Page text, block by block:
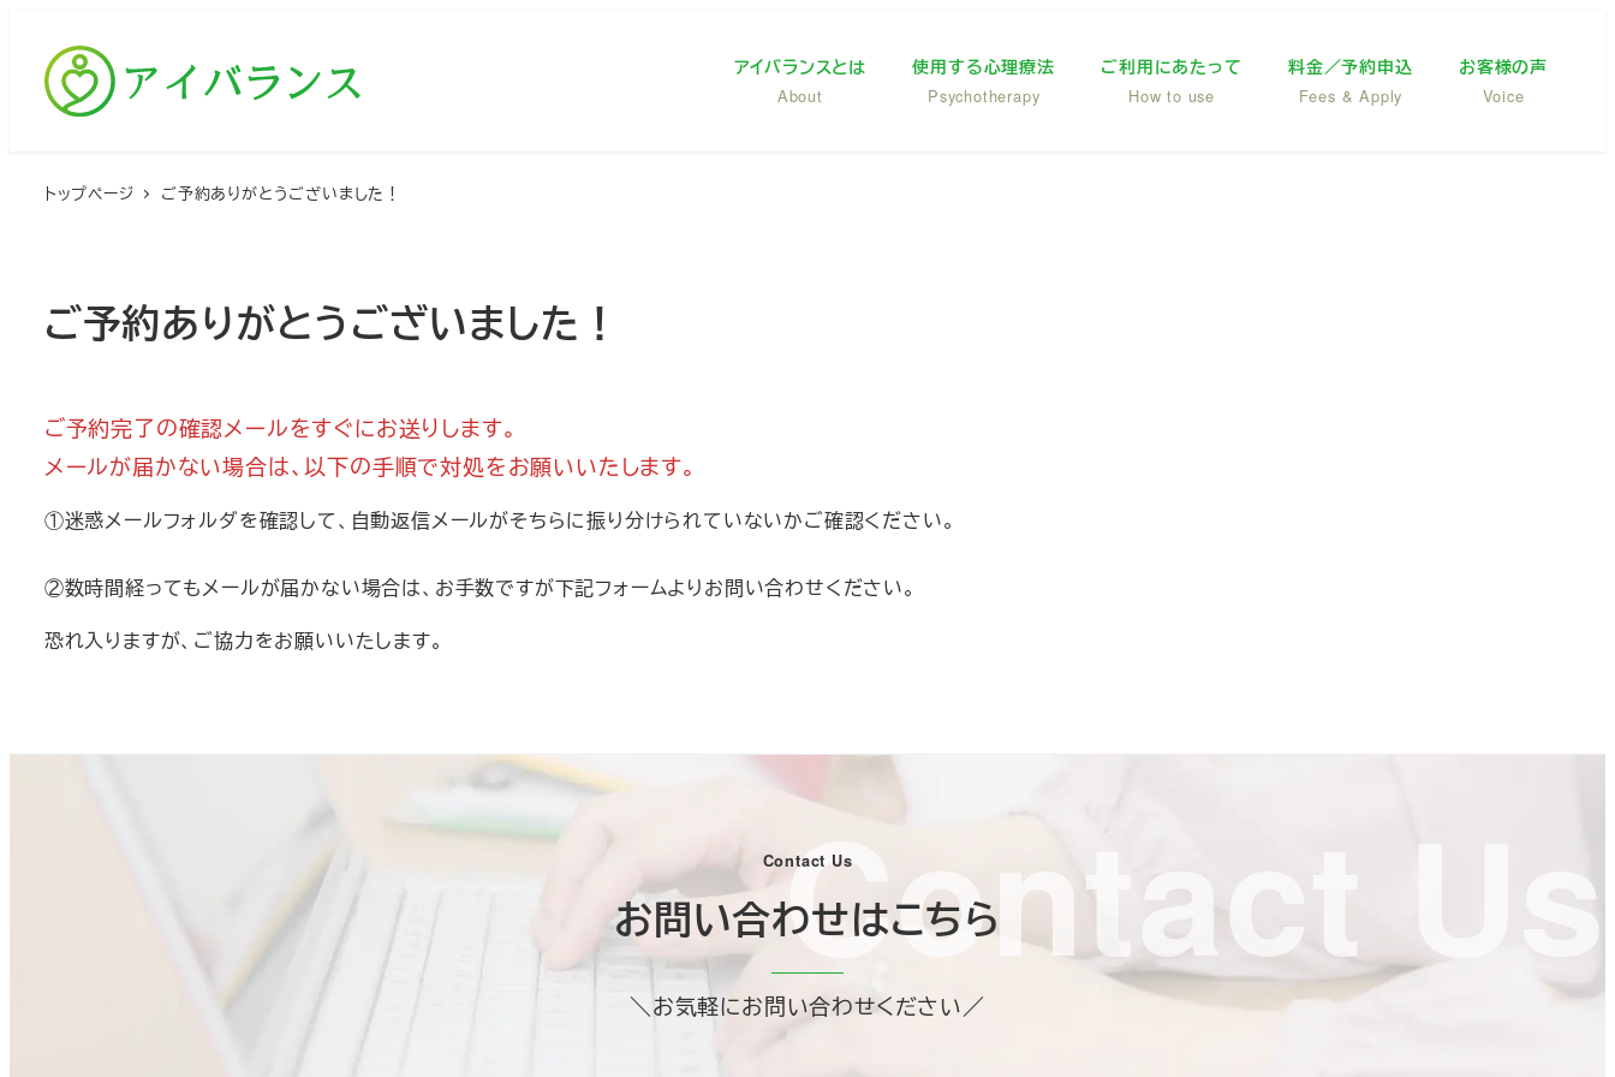
アイバランスとは
About
使用する心理療法
Psychotherapy
ご利用にあたって
How to use
料金／予約申込
Fees & Apply
お客様の声
Voice
トップページ ご予約ありがとうございました！
ご予約ありがとうございました！
ご予約完了の確認メールをすぐにお送りします。
メールが届かない場合は、以下の手順で対処をお願いいたします。
①迷惑メールフォルダを確認して、自動返信メールがそちらに振り分けられていないかご確認ください。
②数時間経ってもメールが届かない場合は、お手数ですが下記フォームよりお問い合わせください。
恐れ入りますが、ご協力をお願いいたします。
Contact Us
Contact Us
お問い合わせはこちら
＼お気軽にお問い合わせください／